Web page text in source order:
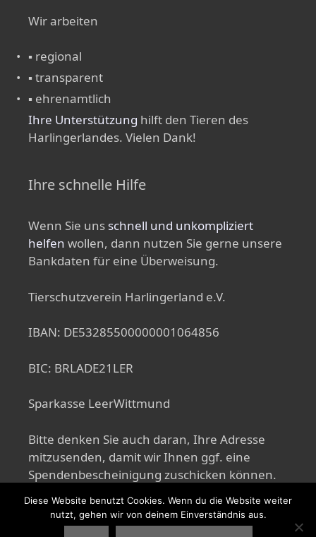
Wir arbeiten
▪ regional
▪ transparent
▪ ehrenamtlich
Ihre Unterstützung hilft den Tieren des
Harlingerlandes. Vielen Dank!
Ihre schnelle Hilfe
Wenn Sie uns schnell und unkompliziert
helfen wollen, dann nutzen Sie gerne unsere
Bankdaten für eine Überweisung.
Tierschutzverein Harlingerland e.V.
IBAN: DE53285500000001064856
BIC: BRLADE21LER
Sparkasse LeerWittmund
Bitte denken Sie auch daran, Ihre Adresse
mitzusenden, damit wir Ihnen ggf. eine
Spendenbescheinigung zuschicken können.
Diese Website benutzt Cookies. Wenn du die Website weiter
nutzt, gehen wir von deinem Einverständnis aus.